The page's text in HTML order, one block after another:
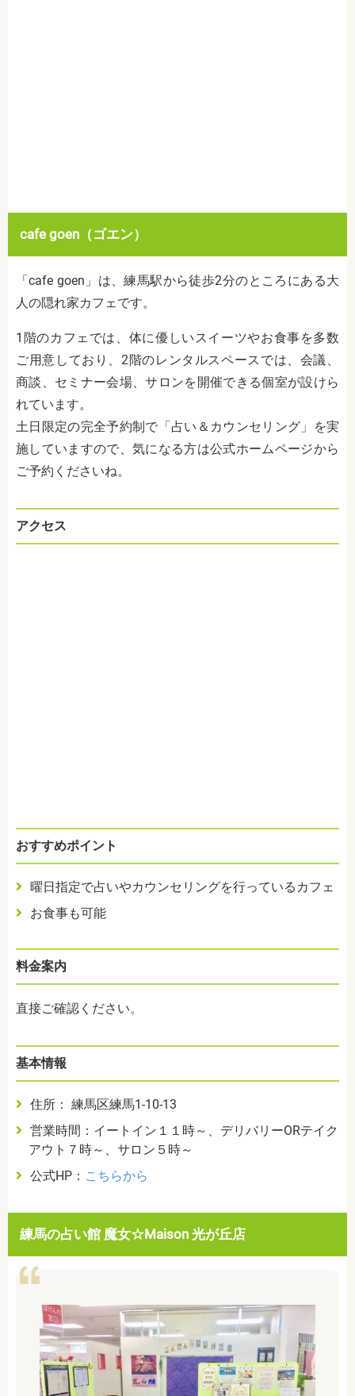
cafe goen（ゴエン）
「cafe goen」は、練馬駅から徒歩2分のところにある大
人の隠れ家カフェです。
1階のカフェでは、体に優しいスイーツやお食事を多数
ご用意しており、2階のレンタルスペースでは、会議、
商談、セミナー会場、サロンを開催できる個室が設けら
れています。
土日限定の完全予約制で「占い＆カウンセリング」を実
施していますので、気になる方は公式ホームページから
ご予約くださいね。
アクセス
おすすめポイント
曜日指定で占いやカウンセリングを行っているカフェ
お食事も可能
料金案内
直接ご確認ください。
基本情報
住所： 練馬区練馬1-10-13
営業時間：イートイン１１時～、デリバリーORテイク
アウト７時～、サロン５時～
公式HP： こちらから
練馬の占い館 魔女☆Maison 光が丘店